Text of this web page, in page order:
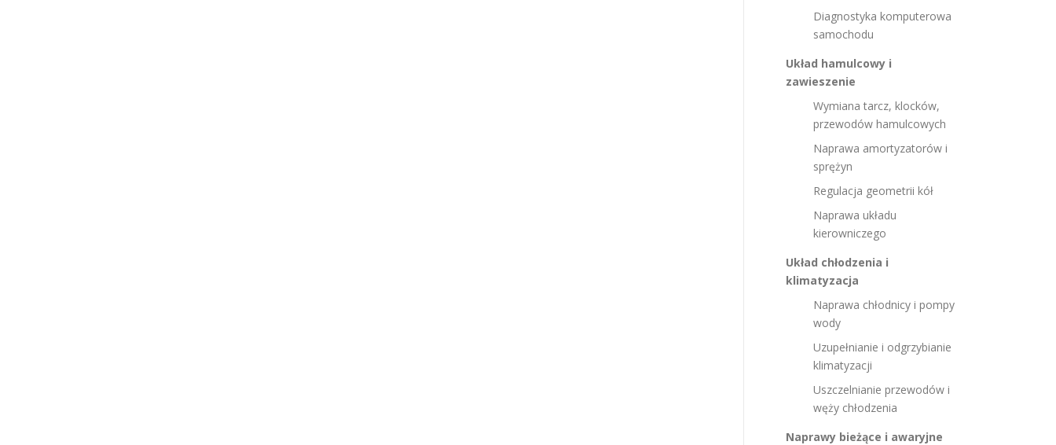
Diagnostyka komputerowa
samochodu
Układ hamulcowy i
zawieszenie
Wymiana tarcz, klocków,
przewodów hamulcowych
Naprawa amortyzatorów i
sprężyn
Regulacja geometrii kół
Naprawa układu
kierowniczego
Układ chłodzenia i
klimatyzacja
Naprawa chłodnicy i pompy
wody
Uzupełnianie i odgrzybianie
klimatyzacji
Uszczelnianie przewodów i
węży chłodzenia
Naprawy bieżące i awaryjne